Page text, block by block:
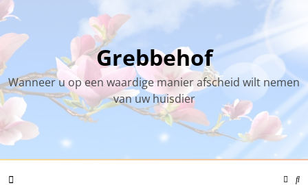
Skip
to
content
Grebbehof
Wanneer u op een waardige manier afscheid wilt nemen
van uw huisdier
Color